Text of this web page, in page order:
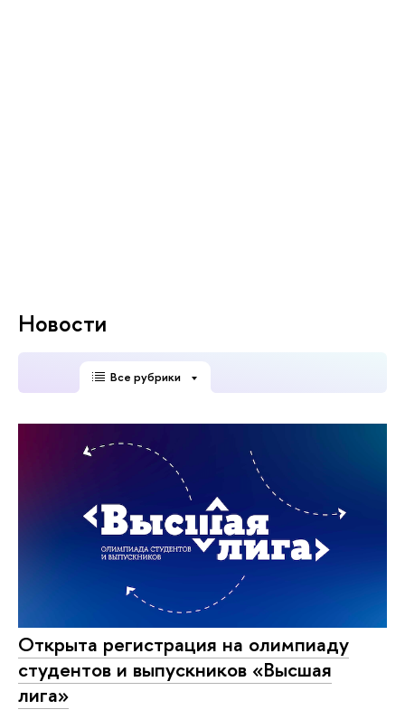
Новости
Все рубрики
Открыта регистрация на олимпиаду
студентов и выпускников «Высшая
лига»